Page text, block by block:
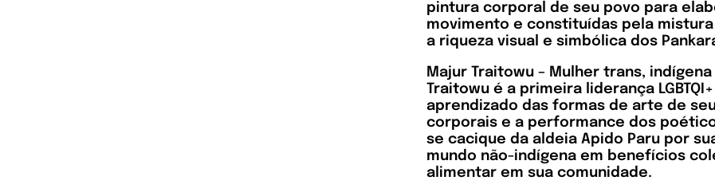
pintura corporal de seu povo para
movimento e constituídas pela
a riqueza visual e simbólica dos
Majur Traitowu – Mulher trans,
Traitowu é a primeira liderança
aprendizado das formas de arte de
corporais e a performance dos
se cacique da aldeia Apido Paru por
mundo não-indígena em benefícios
alimentar em sua comunidade.